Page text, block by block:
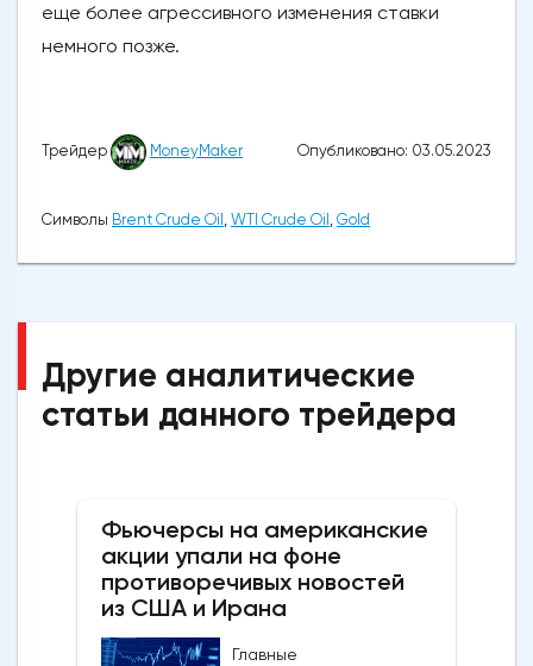
еще более агрессивного изменения ставки
немного позже.
Трейдер MoneyMaker Опубликовано: 03.05.2023
Символы Brent Crude Oil , WTI Crude Oil , Gold
Другие аналитические
статьи данного трейдера
Фьючерсы на американские
акции упали на фоне
противоречивых новостей
из США и Ирана
Главные